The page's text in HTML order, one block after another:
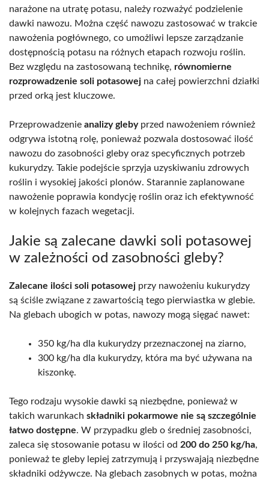
narażone na utratę potasu, należy rozważyć podzielenie
dawki nawozu. Można część nawozu zastosować w trakcie
nawożenia pogłównego, co umożliwi lepsze zarządzanie
dostępnością potasu na różnych etapach rozwoju roślin.
Bez względu na zastosowaną technikę, równomierne
rozprowadzenie soli potasowej na całej powierzchni działki
przed orką jest kluczowe.
Przeprowadzenie analizy glebyprzed nawożeniem również
odgrywa istotną rolę, ponieważ pozwala dostosować ilość
nawozu do zasobności gleby oraz specyficznych potrzeb
kukurydzy. Takie podejście sprzyja uzyskiwaniu zdrowych
roślin i wysokiej jakości plonów. Starannie zaplanowane
nawożenie poprawia kondycję roślin oraz ich efektywność
w kolejnych fazach wegetacji.
Jakie są zalecane dawki soli potasowej
w zależności od zasobności gleby?
Zalecane ilości soli potasowej przy nawożeniu kukurydzy
są ściśle związane z zawartością tego pierwiastka w glebie.
Na glebach ubogich w potas, nawozy mogą sięgać nawet:
350 kg/ha dla kukurydzy przeznaczonej na ziarno,
300 kg/ha dla kukurydzy, która ma być używana na
kiszonkę.
Tego rodzaju wysokie dawki są niezbędne, ponieważ w
takich warunkach składniki pokarmowe nie są szczególnie
łatwo dostępne. W przypadku gleb o średniej zasobności,
zaleca się stosowanie potasu w ilości od 200 do 250 kg/ha,
ponieważ te gleby lepiej zatrzymują i przyswajają niezbędne
składniki odżywcze. Na glebach zasobnych w potas, można